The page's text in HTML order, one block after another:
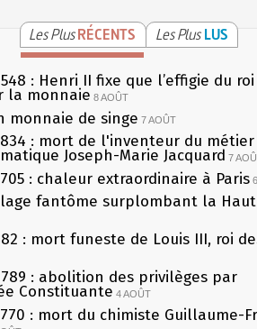
Les PlusRÉCENTS Les Plus LUS
: Henri II fixe que l’effigie du
la monnaie 8 AOÛT
monnaie de singe 7 AOÛT
: mort de l'inventeur du
Joseph-Marie Jacquard 7
: chaleur extraordinaire à Paris
fantôme surplombant la
: mort funeste de Louis III, roi
: abolition des privilèges par
Constituante 4 AOÛT
: mort du chimiste Guillaume-